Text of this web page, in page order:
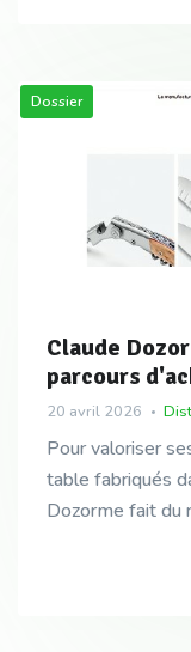
Dossier
Claude
parcours
20 avril 2026
Pour valoriser
table fabriqués
Dozorme fait du